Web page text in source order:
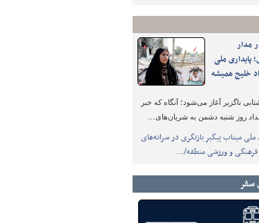
مدار
پایداری ملی
خلیج همیشه
ناگزیر آغاز می‌شود؛ آنگاه که خبر
روز شنبه دشمن به شریان‌های…
ملی میناب پیگیر بازنگری در سرانه‌های
فرهنگی و ورزشی منطقه/…
سفر